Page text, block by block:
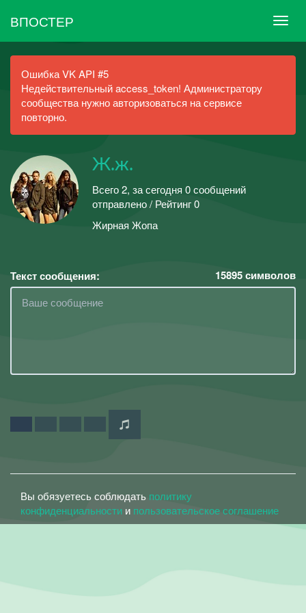
ВПОСТЕР
Ошибка VK API #5
Недействительный access_token! Администратору
сообщества нужно авторизоваться на сервисе
повторно.
Ж.ж.
Всего 2, за сегодня 0 сообщений
отправлено / Рейтинг 0
Жирная Жопа
Текст сообщения: 15895символов
Вы обязуетесь соблюдать политику
конфиденциальности и пользовательское соглашение